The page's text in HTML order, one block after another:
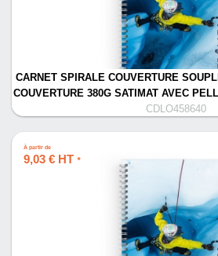
CARNET SPIRALE COUVERTURE
COUVERTURE 380G SATIMAT AVEC
CDLO458640
À partir de
9,03 € HT *